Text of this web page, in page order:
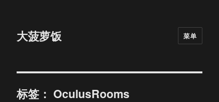
大菠萝饭 菜单
标签： OculusRooms